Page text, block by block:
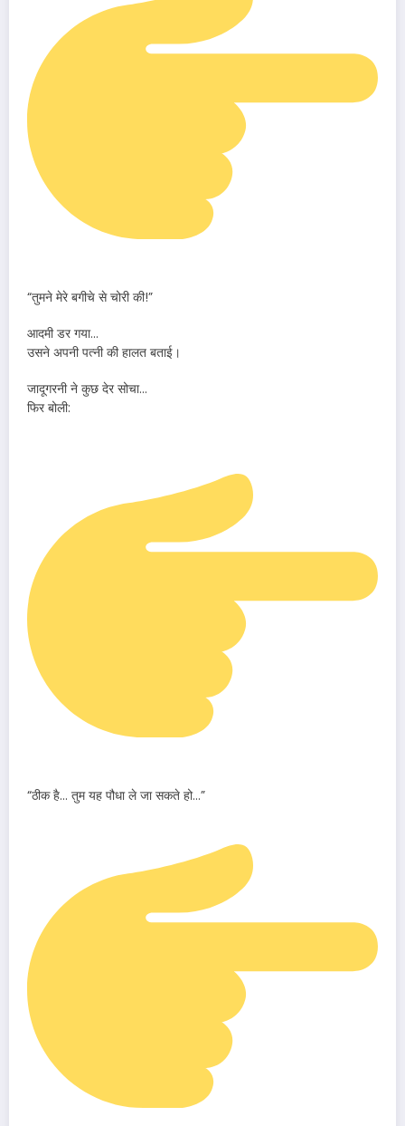
“तुमने मेरे बगीचे से चोरी की!”
आदमी डर गया…
उसने अपनी पत्नी की हालत बताई।
जादूगरनी ने कुछ देर सोचा…
फिर बोली:
“ठीक है… तुम यह पौधा ले जा सकते हो…”